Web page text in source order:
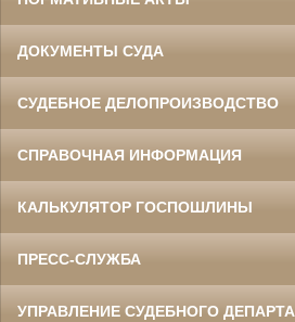
ДОКУМЕНТЫ СУДА
СУДЕБНОЕ ДЕЛОПРОИЗВОДСТВО
СПРАВОЧНАЯ ИНФОРМАЦИЯ
КАЛЬКУЛЯТОР ГОСПОШЛИНЫ
ПРЕСС-СЛУЖБА
УПРАВЛЕНИЕ СУДЕБНОГО